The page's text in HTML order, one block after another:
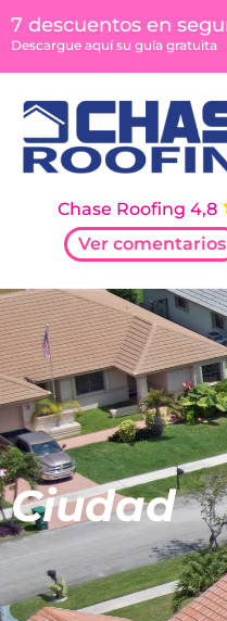
contenido
7 descuentos en
Descargue aquí su guía gratuita
Chase Roofing 4,8
Ver comentarios
Ciudad